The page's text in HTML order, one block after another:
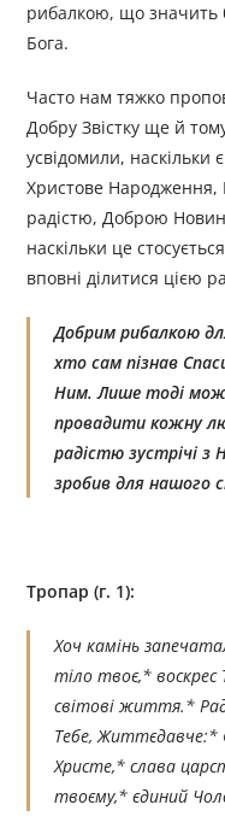
рибалкою, що значить
Бога.
Часто нам тяжко
Добру Звістку ще й
усвідомили, наскільки
Христове Народження,
радістю, Доброю
наскільки це
вповні ділитися цією
Добрим рибалкою
хто сам пізнав
Ним. Лише тоді
провадити кожну
радістю зустрічі
зробив для нашого
Тропар (г. 1):
Хоч камінь
тіло твоє,*
світові життя.*
Тебе, Життєдавче:*
Христе,* слава
твоєму,* єдиний